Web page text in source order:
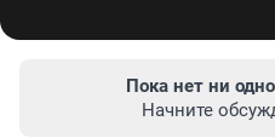
Пока нет ни
Начните